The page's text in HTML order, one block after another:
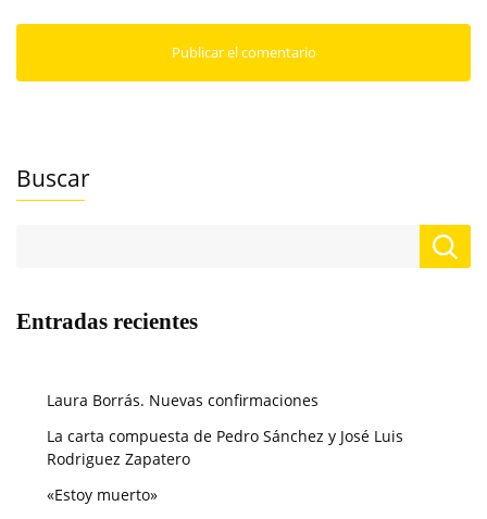
Buscar
Entradas recientes
Laura Borrás. Nuevas confirmaciones
La carta compuesta de Pedro Sánchez y José Luis
Rodriguez Zapatero
«Estoy muerto»